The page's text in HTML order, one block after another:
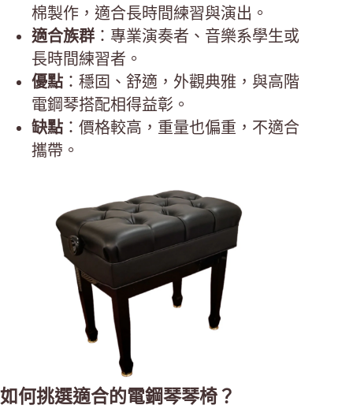
棉製作，適合長時間練習與演出。
適合族群 ：專業演奏者、音樂系學生或
長時間練習者。
優點 ：穩固、舒適，外觀典雅，與高階
電鋼琴搭配相得益彰。
缺點 ：價格較高，重量也偏重，不適合
攜帶。
如何挑選適合的電鋼琴琴椅？